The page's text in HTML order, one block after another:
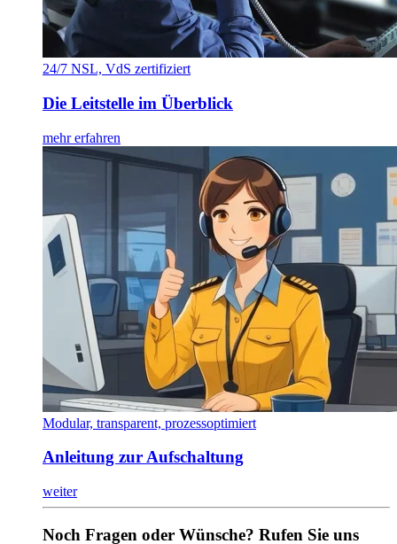
24/7 NSL, VdS zertifiziert
Die Leitstelle im Überblick
mehr erfahren
Modular, transparent, prozessoptimiert
Anleitung zur Aufschaltung
weiter
Noch Fragen oder Wünsche? Rufen Sie uns